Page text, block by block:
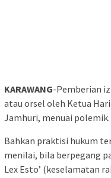
KARAWANG-Pemberian
atau orsel oleh Ketua
Jamhuri, menuai polemik.
Bahkan praktisi hukum
menilai, bila berpegang
Lex Esto’ (keselamatan